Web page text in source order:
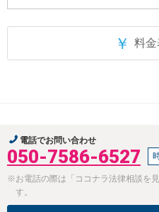
￥ 料金
電話でお問い合わせ
050-7586-6527
※お電話の際は「ココナラ法律相談を
す。